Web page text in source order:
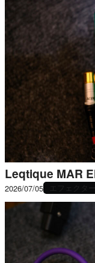
Leqtique MAR
2026/07/05 エフェクター